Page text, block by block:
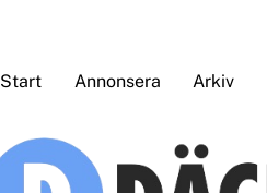
Start Annonsera Arkiv